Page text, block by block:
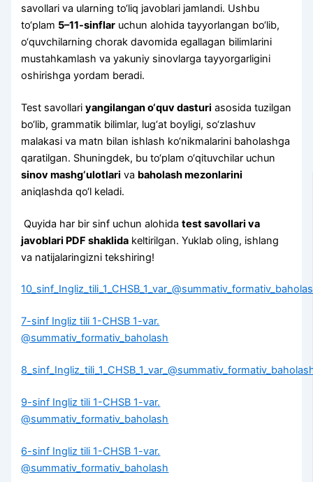
savollari va ularning to‘liq javoblari jamlandi. Ushbu
to‘plam 5–11-sinflar uchun alohida tayyorlangan bo‘lib,
o‘quvchilarning chorak davomida egallagan bilimlarini
mustahkamlash va yakuniy sinovlarga tayyorgarligini
oshirishga yordam beradi.
Test savollariyangilangan o‘quv dasturi asosida tuzilgan
bo‘lib, grammatik bilimlar, lug‘at boyligi, so‘zlashuv
malakasi va matn bilan ishlash ko‘nikmalarini baholashga
qaratilgan. Shuningdek, bu to‘plam o‘qituvchilar uchun
sinov mashg‘ulotlari va baholash mezonlarini
aniqlashda qo‘l keladi.
Quyida har bir sinf uchun alohidatest savollari va
javoblari PDF shaklida keltirilgan. Yuklab oling, ishlang
va natijalaringizni tekshiring!
7-sinf Ingliz tili 1-CHSB 1-var.
@summativ_formativ_baholash
9-sinf Ingliz tili 1-CHSB 1-var.
@summativ_formativ_baholash
6-sinf Ingliz tili 1-CHSB 1-var.
@summativ_formativ_baholash